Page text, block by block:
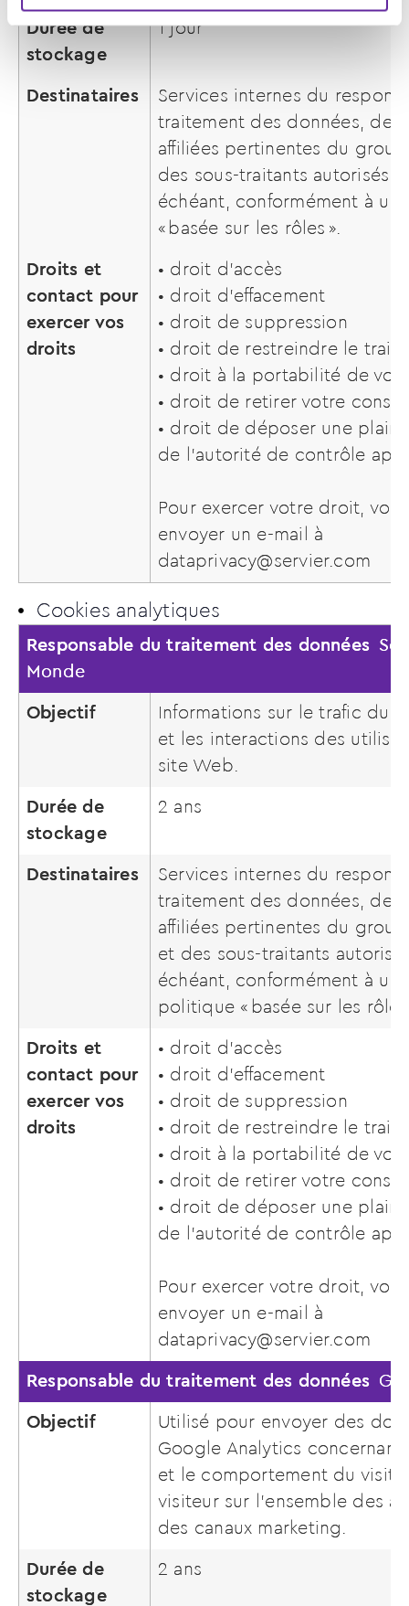
Durée de
stockage
1 jour
Destinataires
Services internes du
traitement des données, des
affiliées pertinentes du
des sous-traitants autorisés,
échéant, conformément à
« basée sur les rôles ».
Droits et
contact pour
exercer vos
droits
• droit d’accès
• droit d’effacement
• droit de suppression
• droit de restreindre le
• droit à la portabilité de
• droit de retirer votre
• droit de déposer une
de l’autorité de contrôle
Pour exercer votre droit,
envoyer un e-mail à
dataprivacy@servier.com
Cookies analytiques
Responsable du traitement des données
Monde
Objectif
Informations sur le trafic du
et les interactions des
site Web.
Durée de
stockage
2 ans
Destinataires
Services internes du
traitement des données, des
affiliées pertinentes du
et des sous-traitants
échéant, conformément à une
politique « basée sur les
Droits et
contact pour
exercer vos
droits
• droit d’accès
• droit d’effacement
• droit de suppression
• droit de restreindre le
• droit à la portabilité de
• droit de retirer votre
• droit de déposer une
de l’autorité de contrôle
Pour exercer votre droit,
envoyer un e-mail à
dataprivacy@servier.com
Responsable du traitement des données
Objectif
Utilisé pour envoyer des
Google Analytics concernant
et le comportement du
visiteur sur l’ensemble des
des canaux marketing.
Durée de
stockage
2 ans